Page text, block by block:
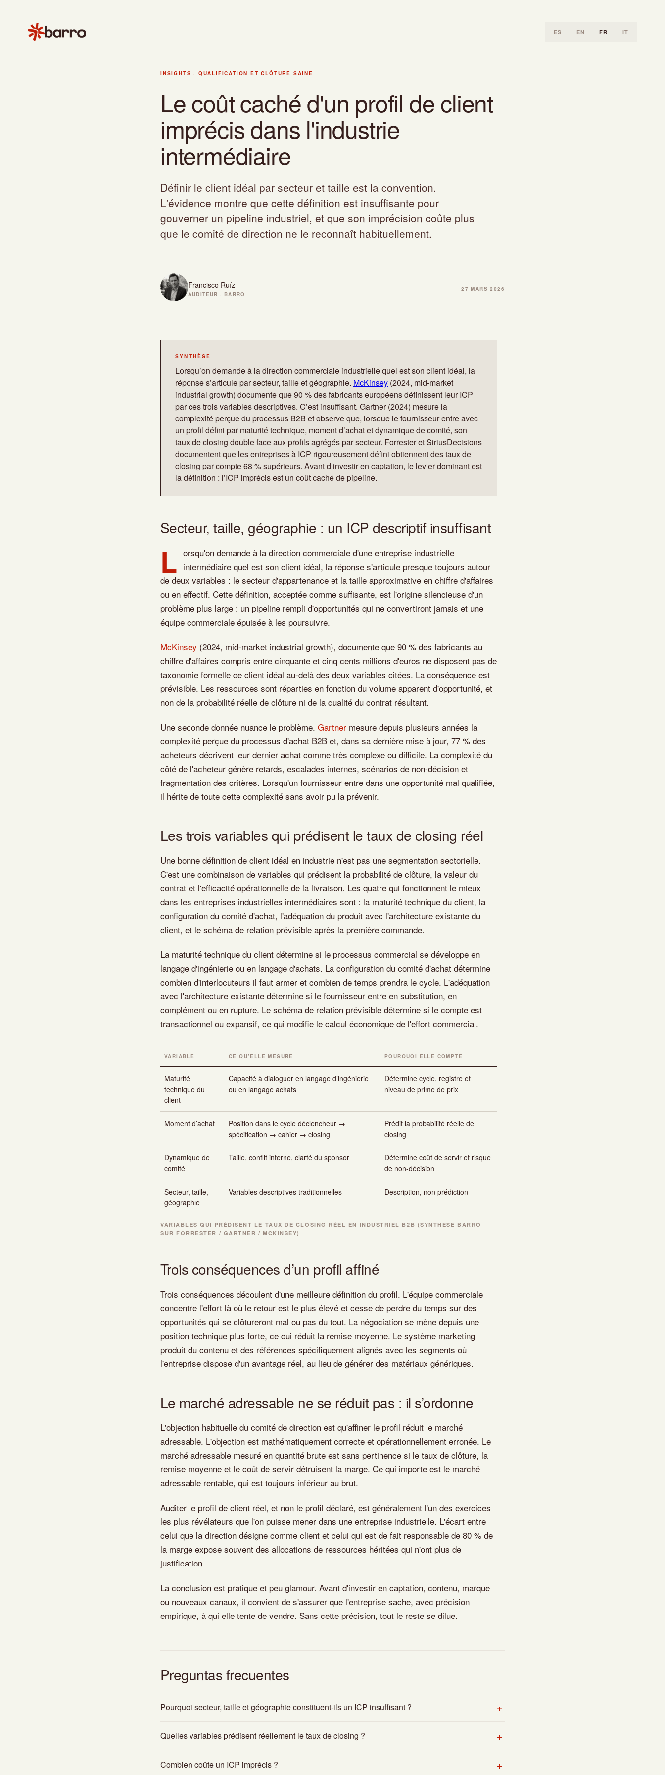
ES EN FR IT
Accueil
Qualification et clôture saine
Le coût caché d'un profil de client imprécis dans l'industrie intermédiaire
INSIGHTS · QUALIFICATION ET CLÔTURE SAINE
Le coût caché d'un profil de client
imprécis dans l'industrie
intermédiaire
Définir le client idéal par secteur et taille est la convention.
L'évidence montre que cette définition est insuffisante pour
gouverner un pipeline industriel, et que son imprécision coûte plus
que le comité de direction ne le reconnaît habituellement.
Francisco Ruíz
AUDITEUR · BARRO
27 MARS 2026
SYNTHÈSE
Lorsqu’on demande à la direction commerciale industrielle quel est son client idéal, la
réponse s’articule par secteur, taille et géographie. McKinsey (2024, mid-market
industrial growth) documente que 90 % des fabricants européens définissent leur ICP
par ces trois variables descriptives. C’est insuffisant. Gartner (2024) mesure la
complexité perçue du processus B2B et observe que, lorsque le fournisseur entre avec
un profil défini par maturité technique, moment d’achat et dynamique de comité, son
taux de closing double face aux profils agrégés par secteur. Forrester et SiriusDecisions
documentent que les entreprises à ICP rigoureusement défini obtiennent des taux de
closing par compte 68 % supérieurs. Avant d’investir en captation, le levier dominant est
la définition : l’ICP imprécis est un coût caché de pipeline.
Secteur, taille, géographie : un ICP descriptif insuffisant
L orsqu'on demande à la direction commerciale d'une entreprise industrielle
intermédiaire quel est son client idéal, la réponse s'articule presque toujours autour
de deux variables : le secteur d'appartenance et la taille approximative en chiffre d'affaires
ou en effectif. Cette définition, acceptée comme suffisante, est l'origine silencieuse d'un
problème plus large : un pipeline rempli d'opportunités qui ne convertiront jamais et une
équipe commerciale épuisée à les poursuivre.
McKinsey (2024, mid-market industrial growth), documente que 90 % des fabricants au
chiffre d'affaires compris entre cinquante et cinq cents millions d'euros ne disposent pas de
taxonomie formelle de client idéal au-delà des deux variables citées. La conséquence est
prévisible. Les ressources sont réparties en fonction du volume apparent d'opportunité, et
non de la probabilité réelle de clôture ni de la qualité du contrat résultant.
Une seconde donnée nuance le problème. Gartner mesure depuis plusieurs années la
complexité perçue du processus d'achat B2B et, dans sa dernière mise à jour, 77 % des
acheteurs décrivent leur dernier achat comme très complexe ou difficile. La complexité du
côté de l'acheteur génère retards, escalades internes, scénarios de non-décision et
fragmentation des critères. Lorsqu'un fournisseur entre dans une opportunité mal qualifiée,
il hérite de toute cette complexité sans avoir pu la prévenir.
Les trois variables qui prédisent le taux de closing réel
Une bonne définition de client idéal en industrie n'est pas une segmentation sectorielle.
C'est une combinaison de variables qui prédisent la probabilité de clôture, la valeur du
contrat et l'efficacité opérationnelle de la livraison. Les quatre qui fonctionnent le mieux
dans les entreprises industrielles intermédiaires sont : la maturité technique du client, la
configuration du comité d'achat, l'adéquation du produit avec l'architecture existante du
client, et le schéma de relation prévisible après la première commande.
La maturité technique du client détermine si le processus commercial se développe en
langage d'ingénierie ou en langage d'achats. La configuration du comité d'achat détermine
combien d'interlocuteurs il faut armer et combien de temps prendra le cycle. L'adéquation
avec l'architecture existante détermine si le fournisseur entre en substitution, en
complément ou en rupture. Le schéma de relation prévisible détermine si le compte est
transactionnel ou expansif, ce qui modifie le calcul économique de l'effort commercial.
VARIABLES QUI PRÉDISENT LE TAUX DE CLOSING RÉEL EN INDUSTRIEL B2B (SYNTHÈSE BARRO
SUR FORRESTER / GARTNER / MCKINSEY)
VARIABLE CE QU’ELLE MESURE POURQUOI ELLE COMPTE
Maturité
technique du
client
Capacité à dialoguer en langage d’ingénierie
ou en langage achats
Détermine cycle, registre et
niveau de prime de prix
Moment d’achat
Position dans le cycle déclencheur →
spécification → cahier → closing
Prédit la probabilité réelle de
closing
Dynamique de
comité
Taille, conflit interne, clarté du sponsor
Détermine coût de servir et risque
de non-décision
Secteur, taille,
géographie
Variables descriptives traditionnelles Description, non prédiction
Trois conséquences d’un profil affiné
Trois conséquences découlent d'une meilleure définition du profil. L'équipe commerciale
concentre l'effort là où le retour est le plus élevé et cesse de perdre du temps sur des
opportunités qui se clôtureront mal ou pas du tout. La négociation se mène depuis une
position technique plus forte, ce qui réduit la remise moyenne. Le système marketing
produit du contenu et des références spécifiquement alignés avec les segments où
l'entreprise dispose d'un avantage réel, au lieu de générer des matériaux génériques.
Le marché adressable ne se réduit pas : il s’ordonne
L'objection habituelle du comité de direction est qu'affiner le profil réduit le marché
adressable. L'objection est mathématiquement correcte et opérationnellement erronée. Le
marché adressable mesuré en quantité brute est sans pertinence si le taux de clôture, la
remise moyenne et le coût de servir détruisent la marge. Ce qui importe est le marché
adressable rentable, qui est toujours inférieur au brut.
Auditer le profil de client réel, et non le profil déclaré, est généralement l'un des exercices
les plus révélateurs que l'on puisse mener dans une entreprise industrielle. L'écart entre
celui que la direction désigne comme client et celui qui est de fait responsable de 80 % de
la marge expose souvent des allocations de ressources héritées qui n'ont plus de
justification.
La conclusion est pratique et peu glamour. Avant d'investir en captation, contenu, marque
ou nouveaux canaux, il convient de s'assurer que l'entreprise sache, avec précision
empirique, à qui elle tente de vendre. Sans cette précision, tout le reste se dilue.
Preguntas frecuentes
Pourquoi secteur, taille et géographie constituent-ils un ICP insuffisant ?
Quelles variables prédisent réellement le taux de closing ?
Combien coûte un ICP imprécis ?